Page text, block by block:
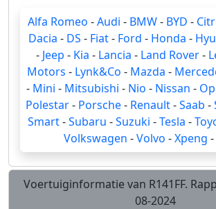
Alfa Romeo -Audi - BMW- BYD -
Dacia - DS - Fiat- Ford - Honda -
- Jeep - Kia - Lancia - Land Rover-
Motors - Lynk&Co - Mazda -
- Mini - Mitsubishi - Nio - Nissan -
Polestar- Porsche- Renault-Saab -
Smart-Subaru -Suzuki -Tesla -
Volkswagen -Volvo -Xpeng -
Voertuiginformatie van R141FF.
08-2024